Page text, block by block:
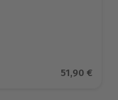
Aktueller
51,90 €